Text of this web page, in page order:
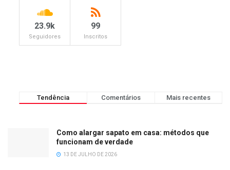
23.9k
Seguidores
99
Inscritos
Tendência Comentários Mais recentes
Como alargar sapato em casa: métodos que
funcionam de verdade
13 DE JULHO DE 2026